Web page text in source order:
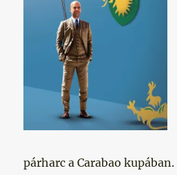
párharc a Carabao kupában.